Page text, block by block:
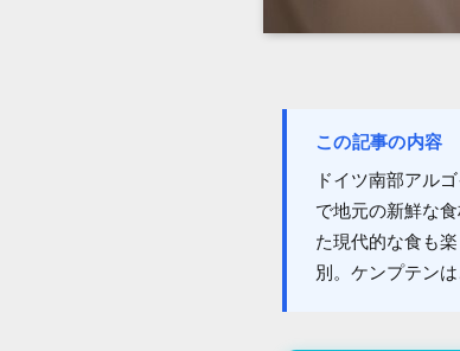
この記事の内容
ドイツ南部アル
で地元の新鮮な
た現代的な食も
別。ケンプテン